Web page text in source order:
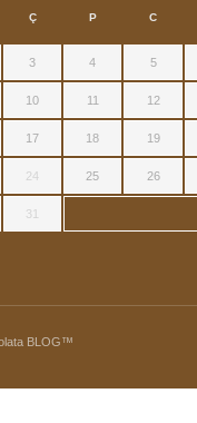
Ç P C
3 4 5
10 11 12
17 18 19
24 25 26
31
BLOG™